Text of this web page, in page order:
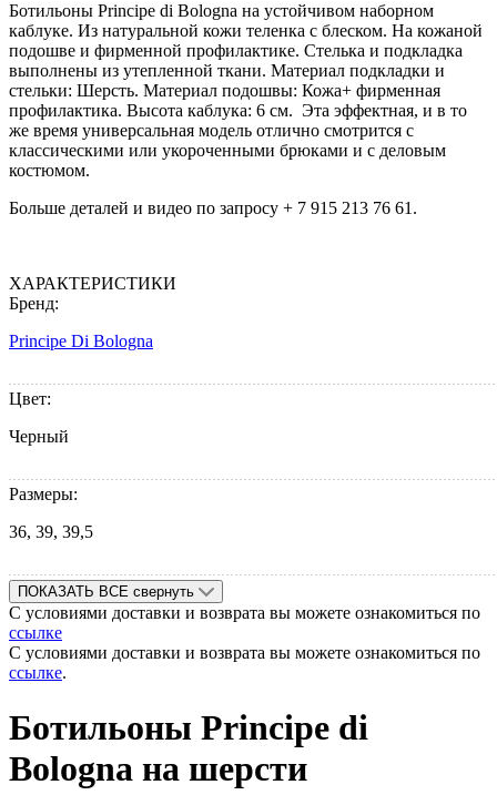
Ботильоны Principe di Bologna на устойчивом наборном
каблуке. Из натуральной кожи теленка с блеском. На кожаной
подошве и фирменной профилактике. Стелька и подкладка
выполнены из утепленной ткани. Материал подкладки и
стельки: Шерсть. Материал подошвы: Кожа+ фирменная
профилактика. Высота каблука: 6 cм. Эта эффектная, и в то
же время универсальная модель отлично смотрится с
классическими или укороченными брюками и с деловым
костюмом.
Больше деталей и видео по запросу + 7 915 213 76 61.
ХАРАКТЕРИСТИКИ
Бренд:
Principe Di Bologna
Цвет:
Черный
Размеры:
36, 39, 39,5
ПОКАЗАТЬ ВСЕ свернуть
С условиями доставки и возврата вы можете ознакомиться по
ссылке
С условиями доставки и возврата вы можете ознакомиться по
ссылке.
Ботильоны Principe di
Bologna на шерсти